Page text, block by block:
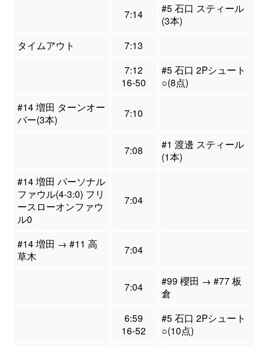
7:14
#5 石口 スティール
(3本)
タイムアウト
7:13
7:12
16-50
#5 石口 2Pシュート
○(8点)
#14 増田 ターンオー
バー(3本)
7:10
7:08
#1 渡邊 スティール
(1本)
#14 増田 パーソナル
ファウル(4-3:0) フリ
ースローオンファウ
ル0
7:04
#14 増田 → #11 高
草木
7:04
7:04
#99 櫻田 → #77 板
倉
6:59
16-52
#5 石口 2Pシュート
○(10点)